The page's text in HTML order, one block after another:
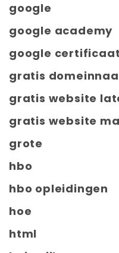
google
google academy
google certificaat
gratis
gratis website
gratis website
grote
hbo
hbo opleidingen
hoe
html